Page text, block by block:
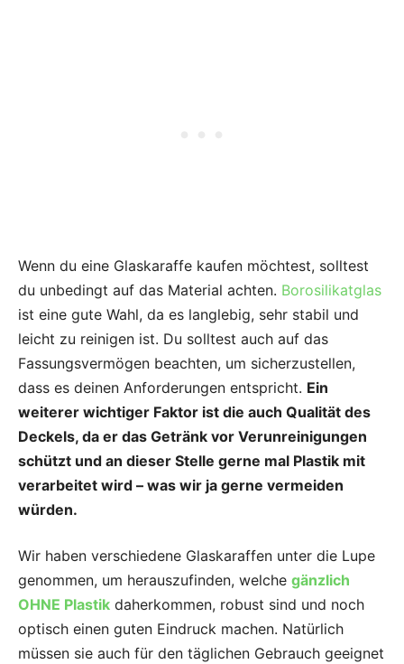
Wenn du eine Glaskaraffe kaufen möchtest, solltest
du unbedingt auf das Material achten. Borosilikatglas
ist eine gute Wahl, da es langlebig, sehr stabil und
leicht zu reinigen ist. Du solltest auch auf das
Fassungsvermögen beachten, um sicherzustellen,
dass es deinen Anforderungen entspricht. Ein
weiterer wichtiger Faktor ist die auch Qualität des
Deckels, da er das Getränk vor Verunreinigungen
schützt und an dieser Stelle gerne mal Plastik mit
verarbeitet wird – was wir ja gerne vermeiden
würden.
Wir haben verschiedene Glaskaraffen unter die Lupe
genommen, um herauszufinden, welche gänzlich
OHNE Plastik daherkommen, robust sind und noch
optisch einen guten Eindruck machen. Natürlich
müssen sie auch für den täglichen Gebrauch geeignet